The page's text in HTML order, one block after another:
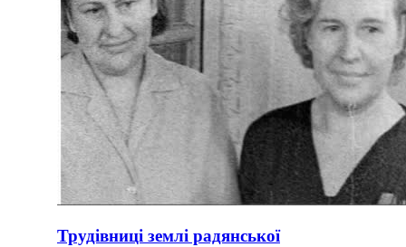
Трудівниці землі радянської